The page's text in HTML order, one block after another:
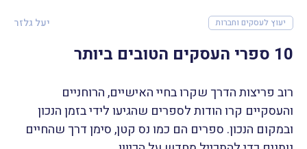
יעוץ לעסקים וחברות יעל גלזר
10 ספרי העסקים הטובים ביותר
רוב פריצות הדרך שקרו בחיי האישיים, הרוחניים
והעסקיים קרו הודות לספרים שהגיעו לידי בזמן הנכון
ובמקום הנכון. ספרים הם כמו נס קטן, סימן דרך שהחיים